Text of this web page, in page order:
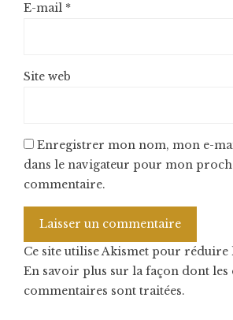
E-mail *
Site web
Enregistrer mon nom, mon e-
dans le navigateur pour mon
commentaire.
Ce site utilise Akismet pour réduire
En savoir plus sur la façon dont les
commentaires sont traitées.